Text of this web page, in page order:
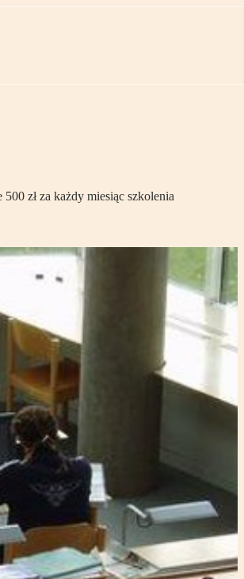
zł za każdy miesiąc szkolenia